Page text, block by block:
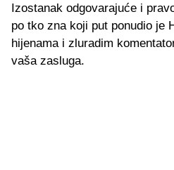
Izostanak odgovarajuće i
po tko zna koji put ponudio je
hijenama i zluradim
vaša zasluga.